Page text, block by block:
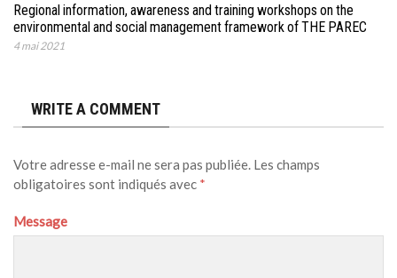
Regional information, awareness and training workshops on the
environmental and social management framework of THE PAREC
4 mai 2021
WRITE A COMMENT
Votre adresse e-mail ne sera pas publiée. Les champs
obligatoires sont indiqués avec *
Message